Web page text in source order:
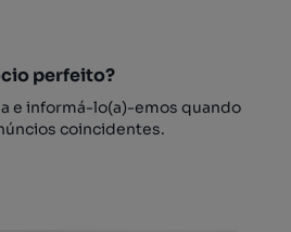
perfeito?
e informá-lo(a)-emos quando
coincidentes.